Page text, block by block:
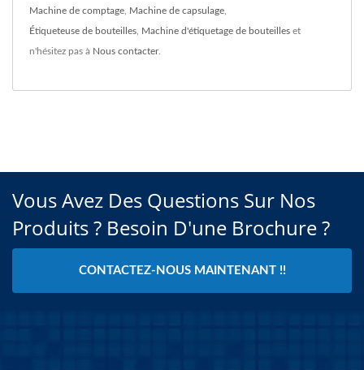
Machine de comptage Machine de capsulage
Étiqueteuse de bouteilles Machine d'étiquetage de bouteilles et
n'hésitez pas à Nous contacter.
Vous Avez Des Questions Sur Nos
Produits ? Besoin D'une Brochure ?
CONTACTEZ-NOUS MAINTENANT !!